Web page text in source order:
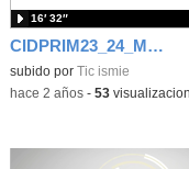
CIDPRIM23_24_M2_1.1. José María Lozano_Normativa reguladora centros
subido por Tic ismie
16′ 32″
-hace 2 años- 53